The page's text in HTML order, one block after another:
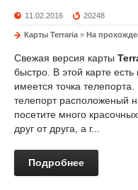
11.02.2016 20248
Карты Terraria » На
Свежая версия карты
быстро. В этой карте
имеется точка
телепорт расположеный
посетите много
друг от друга, а г...
Подробнее